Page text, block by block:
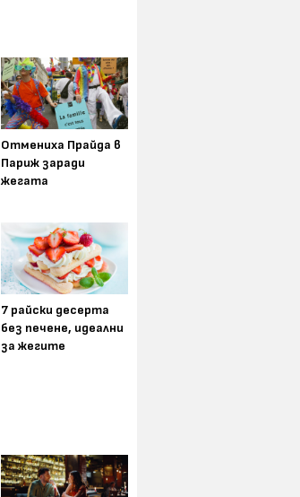
Отмениха Прайда в
Париж заради
жегата
7 райски десерта
без печене, идеални
за жегите